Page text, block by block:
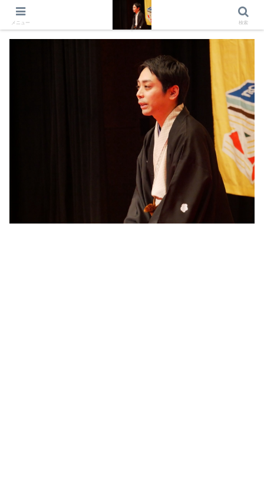
出演情報 出演依頼 日記 プロフィール
メニュー 検索